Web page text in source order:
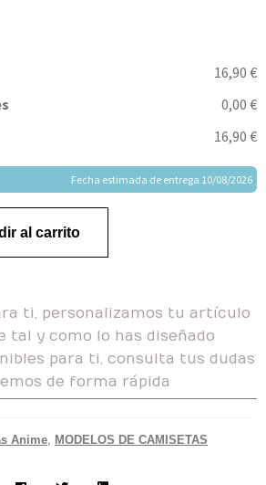
16,90 €
0,00 €
16,90 €
Fecha estimada de entrega 10/08/2026
al carrito
ti, personalizamos tu artículo
tal y como lo has diseñado
para ti, consulta tus dudas
de forma rápida
Anime MODELOS DE CAMISETAS